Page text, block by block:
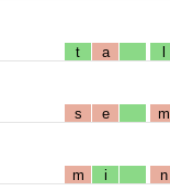
t a l
s e m
m i n